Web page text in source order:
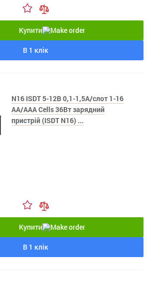
Купити
В 1 клік
N16 ISDT 5-12В 0,1-1,5А/слот 1-16
AA/AAA Сells 36Вт зарядний
пристрій (ISDT N16) ...
Купити
В 1 клік